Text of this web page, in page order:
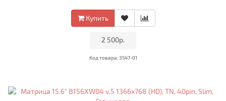
Купить
2 500р.
Код товара: 3547-01